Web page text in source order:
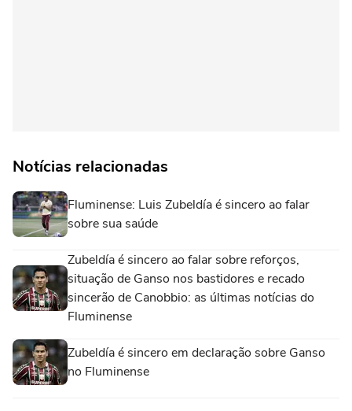
Notícias relacionadas
Fluminense: Luis Zubeldía é sincero ao falar
sobre sua saúde
Zubeldía é sincero ao falar sobre reforços,
situação de Ganso nos bastidores e recado
sincerão de Canobbio: as últimas notícias do
Fluminense
Zubeldía é sincero em declaração sobre Ganso
no Fluminense